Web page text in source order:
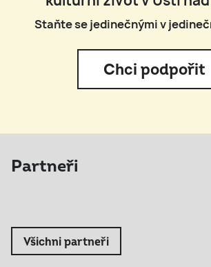
Staňte se jedinečnými v
Chci podpořit
Partneři
Všichni partneři